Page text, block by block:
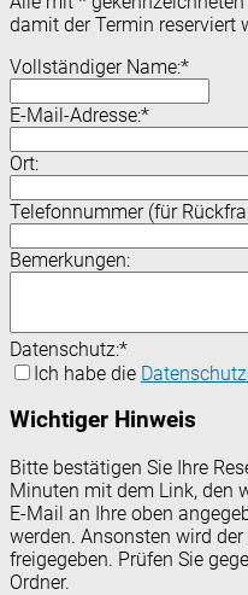
damit der Termin reserviert
Vollständiger Name:*
E-Mail-Adresse:*
Ort:
Telefonnummer (für
Bemerkungen:
Datenschutz:*
Ich habe die
Wichtiger Hinweis
Bitte bestätigen Sie Ihre
Minuten mit dem Link, den
E-Mail an Ihre oben
werden. Ansonsten wird
freigegeben. Prüfen Sie
Ordner.